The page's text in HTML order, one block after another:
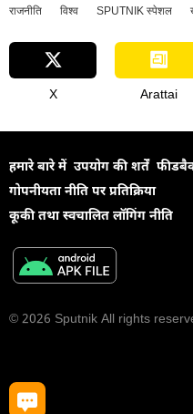
राजनीति विश्व SPUTNIK स्पेशल
X Arattai
हमारे बारे में उपयोग की शर्तें
गोपनीयता नीति पर प्रतिक्रिया
कूकी तथा स्वचालित लॉगिंग नीति
© 2026 Sputnik All rights